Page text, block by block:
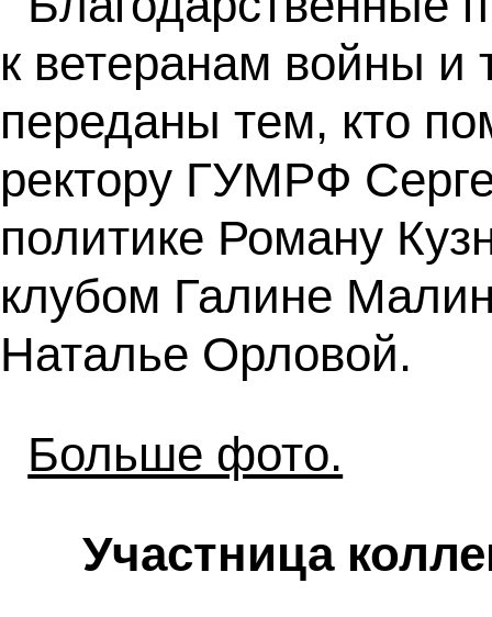
к ветеранам войны и
переданы тем, кто
ректору ГУМРФ
политике Роману
клубом Галине
Наталье Орловой.
Больше фото.
Участница